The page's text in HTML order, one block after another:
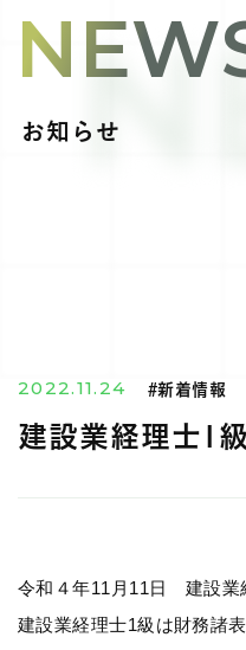
お知らせ
2022.11.24 #新着情報
建設業経理士1
令和４年11月11日 建設業
建設業経理士1級は財務諸